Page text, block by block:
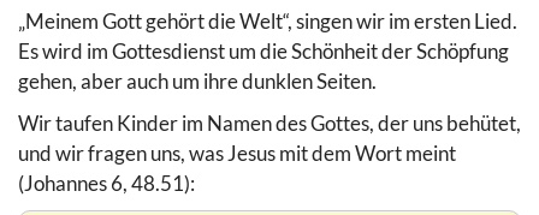
„Meinem Gott gehört die Welt“, singen wir im ersten Lied.
Es wird im Gottesdienst um die Schönheit der Schöpfung
gehen, aber auch um ihre dunklen Seiten.
Wir taufen Kinder im Namen des Gottes, der uns behütet,
und wir fragen uns, was Jesus mit dem Wort meint
(Johannes 6, 48.51):